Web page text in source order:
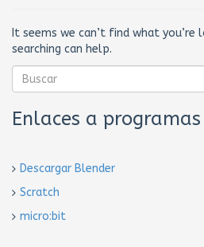
It seems we can’t find what you’re
searching can help.
Enlaces a programas
Descargar Blender
Scratch
micro:bit